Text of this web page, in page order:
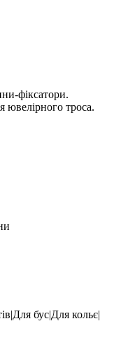
фіксатори.
ювелірного троса.
бус|Для кольє|